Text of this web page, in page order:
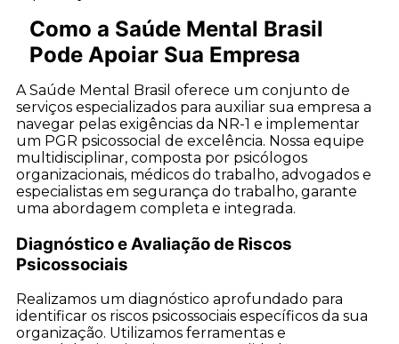
Como a Saúde Mental Brasil
Pode Apoiar Sua Empresa
A Saúde Mental Brasil oferece um conjunto de
serviços especializados para auxiliar sua empresa a
navegar pelas exigências da NR-1 e implementar
um PGR psicossocial de excelência. Nossa equipe
multidisciplinar, composta por psicólogos
organizacionais, médicos do trabalho, advogados e
especialistas em segurança do trabalho, garante
uma abordagem completa e integrada.
Diagnóstico e Avaliação de Riscos
Psicossociais
Realizamos um diagnóstico aprofundado para
identificar os riscos psicossociais específicos da sua
organização. Utilizamos ferramentas e